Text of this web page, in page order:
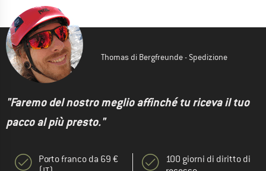
Thomas di Bergfreunde - Spedizione
"Faremo del nostro meglio affinché tu riceva il tuo
pacco al più presto."
Porto franco da 69 €
100 giorni di diritto di